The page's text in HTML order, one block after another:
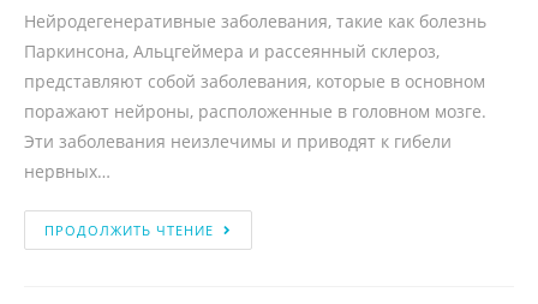
Нейродегенеративные заболевания, такие как болезнь
Паркинсона, Альцгеймера и рассеянный склероз,
представляют собой заболевания, которые в основном
поражают нейроны, расположенные в головном мозге.
Эти заболевания неизлечимы и приводят к гибели
нервных…
ПРОДОЛЖИТЬ ЧТЕНИЕ